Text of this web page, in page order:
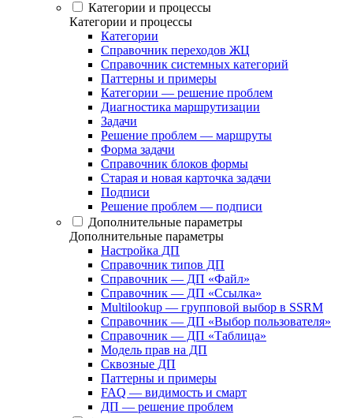
Категории и процессы
Категории и процессы
Категории
Справочник переходов ЖЦ
Справочник системных категорий
Паттерны и примеры
Категории — решение проблем
Диагностика маршрутизации
Задачи
Решение проблем — маршруты
Форма задачи
Справочник блоков формы
Старая и новая карточка задачи
Подписи
Решение проблем — подписи
Дополнительные параметры
Дополнительные параметры
Настройка ДП
Справочник типов ДП
Справочник — ДП «Файл»
Справочник — ДП «Ссылка»
Multilookup — групповой выбор в SSRM
Справочник — ДП «Выбор пользователя»
Справочник — ДП «Таблица»
Модель прав на ДП
Сквозные ДП
Паттерны и примеры
FAQ — видимость и смарт
ДП — решение проблем